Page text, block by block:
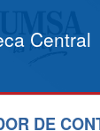
Central
DE